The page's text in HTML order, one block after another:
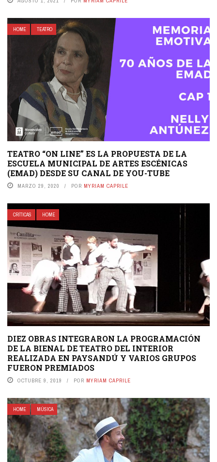
HOME TEATRO
TEATRO “ON LINE” ES LA PROPUESTA DE LA
ESCUELA MUNICIPAL DE ARTES ESCÉNICAS
(EMAD) DESDE SU CANAL DE YOU-TUBE
MARZO 29, 2020 POR MYRIAM CAPRILE
CRÍTICAS HOME
DIEZ OBRAS INTEGRARON LA PROGRAMACIÓN
DE LA BIENAL DE TEATRO DEL INTERIOR
REALIZADA EN PAYSANDÚ Y VARIOS GRUPOS
FUERON PREMIADOS
OCTUBRE 9, 2019 POR MYRIAM CAPRILE
HOME MÚSICA